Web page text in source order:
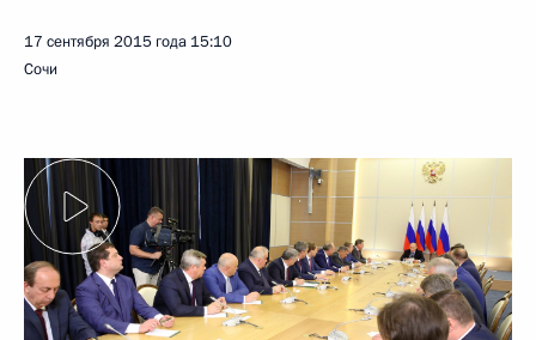
17 сентября 2015 года 15:10
Сочи